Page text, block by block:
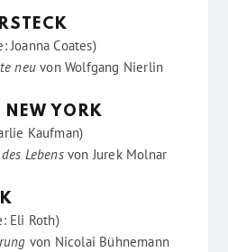
Joanna Coates)
neu vonWolfgang Nierlin
NEW YORK
Kaufman)
LebensvonJurek Molnar
Eli Roth)
von Nicolai Bühnemann